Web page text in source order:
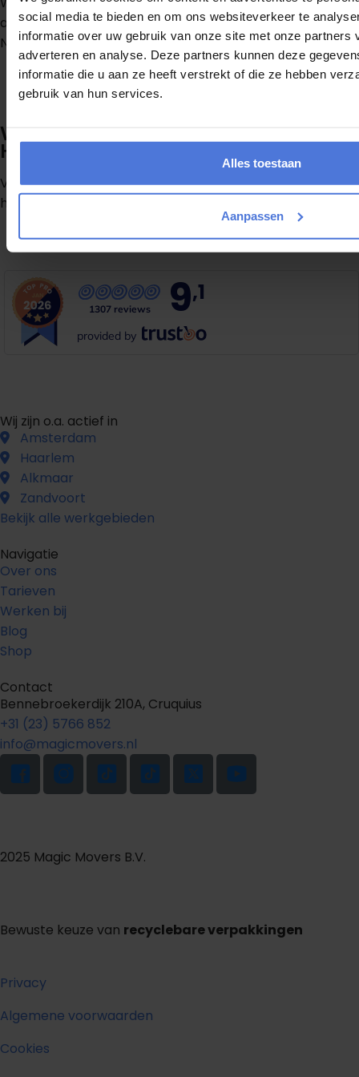
social media te bieden en om ons websiteverkeer te
informatie over uw gebruik van onze site met onze partners
adverteren en analyse. Deze partners kunnen deze
informatie die u aan ze heeft verstrekt of die ze hebben
gebruik van hun services.
Alles toestaan
Aanpassen
aanvragen?
Neem gerust contact op met Magic Movers.
Verhuis zonder stress in regio Noord-
Holland
Vraag nu gratis een offerte aan en ontvang direct een
helder voorstel.
Gratisoffertebinnen1minuut
1307 reviews 9,1
provided by
Wij zijn o.a. actief in
Amsterdam
Haarlem
Alkmaar
Zandvoort
Bekijk alle werkgebieden
Navigatie
Over ons
Tarieven
Werken bij
Blog
Shop
Contact
Bennebroekerdijk 210A, Cruquius
+31 (23) 5766 852
info@magicmovers.nl
2025 Magic Movers B.V.
Bewuste keuze van recyclebare verpakkingen
Privacy
Algemene voorwaarden
Cookies